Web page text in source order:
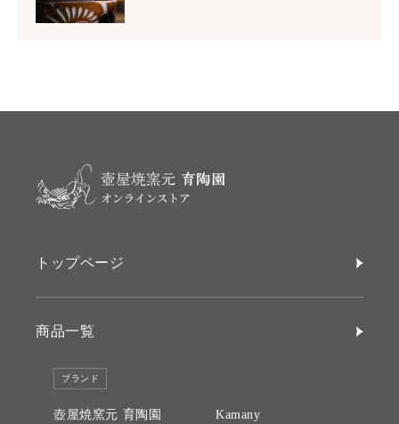
トップページ
商品一覧
ブランド
壺屋焼窯元 育陶園 Kamany